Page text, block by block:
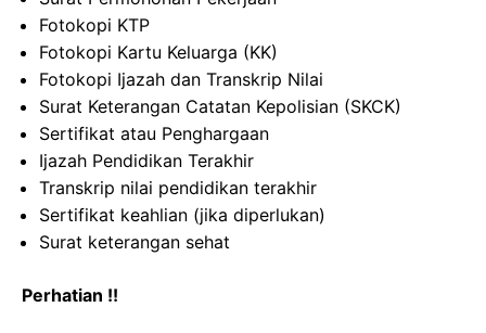
Fotokopi KTP
Fotokopi Kartu Keluarga (KK)
Fotokopi Ijazah dan Transkrip Nilai
Surat Keterangan Catatan Kepolisian (SKCK)
Sertifikat atau Penghargaan
Ijazah Pendidikan Terakhir
Transkrip nilai pendidikan terakhir
Sertifikat keahlian (jika diperlukan)
Surat keterangan sehat
Perhatian !!